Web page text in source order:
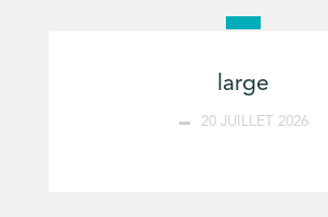
large
20 JUILLET 2026